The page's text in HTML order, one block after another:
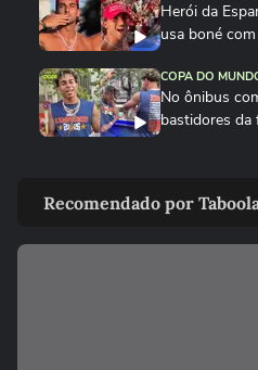
Herói da
usa boné
COPA DO
No ônibus
bastidores da
música viral
COPA DO
Recomendado por